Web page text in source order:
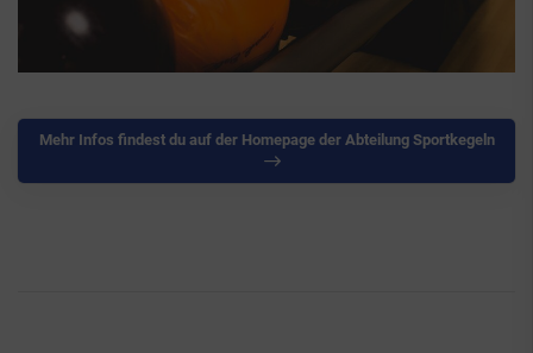
Mehr Infos findest du auf der Homepage der Abteilung Sportkegeln